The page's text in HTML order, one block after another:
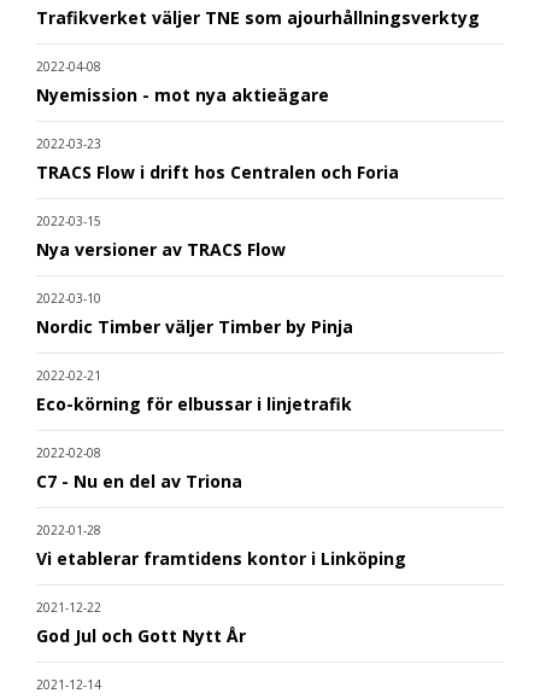
Trafikverket väljer TNE som ajourhållningsverktyg
2022-04-08
Nyemission - mot nya aktieägare
2022-03-23
TRACS Flow i drift hos Centralen och Foria
2022-03-15
Nya versioner av TRACS Flow
2022-03-10
Nordic Timber väljer Timber by Pinja
2022-02-21
Eco-körning för elbussar i linjetrafik
2022-02-08
C7 - Nu en del av Triona
2022-01-28
Vi etablerar framtidens kontor i Linköping
2021-12-22
God Jul och Gott Nytt År
2021-12-14